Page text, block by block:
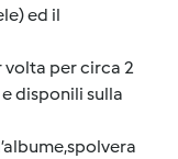
ed il
volta per circa 2
disponili sulla